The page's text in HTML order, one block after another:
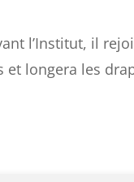
l’Institut, il
longera les